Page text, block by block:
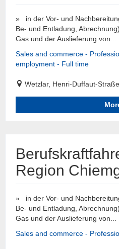
» in der Vor- und
Be- und Entladung,
Gas und der Auslieferung von...
Sales and commerce -
employment - Full time
Wetzlar, Henri-Duffaut-
Region
» in der Vor- und
Be- und Entladung,
Gas und der Auslieferung von...
Sales and commerce -